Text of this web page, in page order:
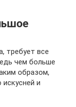
требует все
чем больше
образом,
и